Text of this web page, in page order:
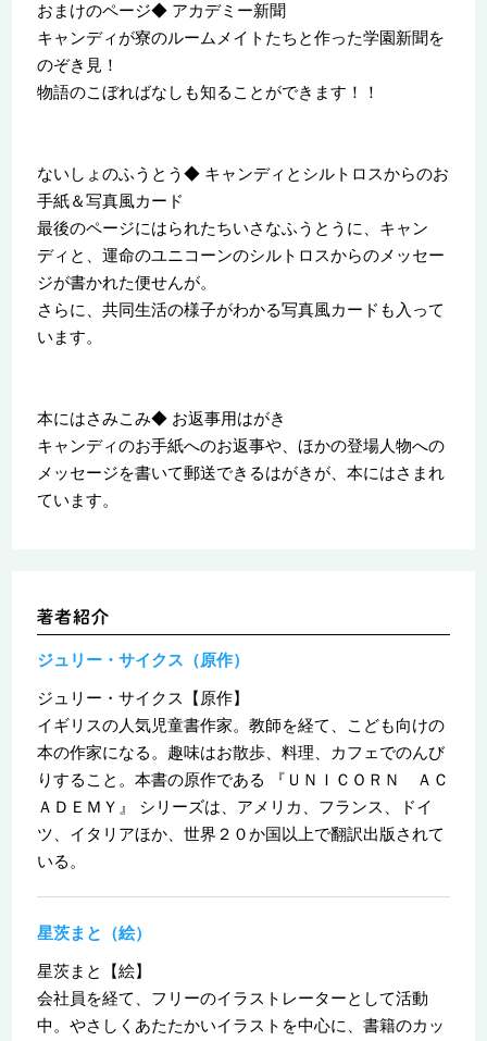
おまけのページ◆ アカデミー新聞
キャンディが寮のルームメイトたちと作った学園新聞を
のぞき見！
物語のこぼればなしも知ることができます！！
ないしょのふうとう◆ キャンディとシルトロスからのお
手紙＆写真風カード
最後のページにはられたちいさなふうとうに、キャン
ディと、運命のユニコーンのシルトロスからのメッセー
ジが書かれた便せんが。
さらに、共同生活の様子がわかる写真風カードも入って
います。
本にはさみこみ◆ お返事用はがき
キャンディのお手紙へのお返事や、ほかの登場人物への
メッセージを書いて郵送できるはがきが、本にはさまれ
ています。
ジュリー・サイクス（原作）
ジュリー・サイクス【原作】
イギリスの人気児童書作家。教師を経て、こども向けの
本の作家になる。趣味はお散歩、料理、カフェでのんび
りすること。本書の原作である 『ＵＮＩＣＯＲＮ ＡＣ
ＡＤＥＭＹ』 シリーズは、アメリカ、フランス、ドイ
ツ、イタリアほか、世界２０か国以上で翻訳出版されて
いる。
星茨まと（絵）
星茨まと【絵】
会社員を経て、フリーのイラストレーターとして活動
中。やさしくあたたかいイラストを中心に、書籍のカッ